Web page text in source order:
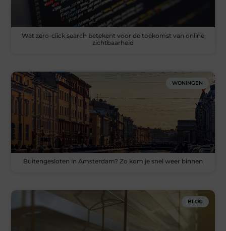
Wat zero-click search betekent voor de toekomst van online
zichtbaarheid
WONINGEN
Buitengesloten in Amsterdam? Zo kom je snel weer binnen
BLOG